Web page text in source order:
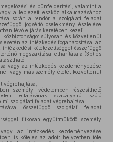
és bűnfelderítési, valamint a
a leplezett eszköz alkalmazásához
során a rendőr a szolgálati feladat
jogsértő cselekmény észlelése
lévő eljárás keretében kezeli.
súlyosan és közvetlenül
esetén az intézkedés foganatosítása, az
kötelezettséggel összefüggő
megszakítása, elhárítása a (3b) és
vagy az intézkedés kezdeményezése
vagy más személy életét közvetlenül
végrehajtása,
személyi védelemben részesíthető
ellátásának szabályairól szóló
szolgálati feladat végrehajtása,
összefüggő szolgálati feladat
titkosan együttműködő személy
az intézkedés kezdeményezése
is köteles az adott helyzetben tőle